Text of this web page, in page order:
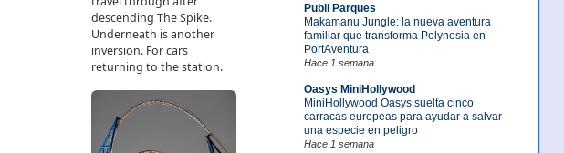
Publi Parques
Makamanu Jungle: la nueva aventura
familiar que transforma Polynesia en
PortAventura
Hace 1 semana
Oasys MiniHollywood
MiniHollywood Oasys suelta cinco
carracas europeas para ayudar a salvar
una especie en peligro
Hace 1 semana